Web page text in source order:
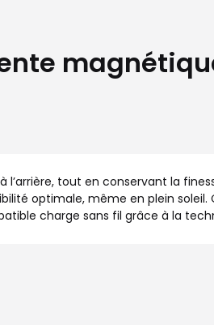
tout en conservant la
optimale, même en plein
charge sans fil grâce à la